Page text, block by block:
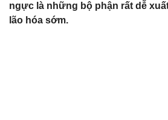
ngực là những bộ phận rất dễ
lão hóa sớm.